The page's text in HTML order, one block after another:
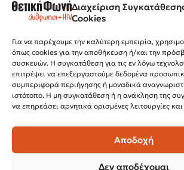
Διαχείριση
Cookies
Για να παρέχουμε την καλύτερη εμπειρία,
όπως cookies για την αποθήκευση ή/και την
συσκευών. Η συγκατάθεση για τις εν λόγω
επιτρέψει να επεξεργαστούμε δεδομένα
συμπεριφορά περιήγησης ή μοναδικά
ιστότοπο. Η μη συγκατάθεση ή η ανάκληση της
να επηρεάσει αρνητικά ορισμένες λειτουργίες
Αποδοχή
Δεν αποδέχομαι
Τηλέφωνο: 2315 525
Fax: 210 32 15 644
Εγνατίας 112, 3ος όροφος,
Θεσσαλονίκη
Ώρες λειτουργίας:
Δευτέρα – Παρασκευή, 10:00